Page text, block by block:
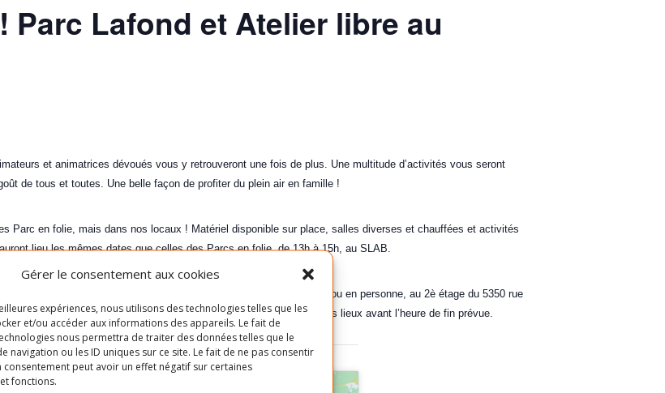
Gérer le consentement aux cookies
expériences, nous utilisons des technologies telles que les
et/ou accéder aux informations des appareils. Le fait de
nous permettra de traiter des données telles que le
navigation ou les ID uniques sur ce site. Le fait de ne pas consentir
peut avoir un effet négatif sur certaines
fonctions.
Parc Lafond et Atelier libre au
et animatrices dévoués vous y retrouveront une fois de plus. Une multitude d’activités vous seront
de tous et toutes. Une belle façon de profiter du plein air en famille !
Parc en folie, mais dans nos locaux ! Matériel disponible sur place, salles diverses et chauffées et activités
lieu les mêmes dates que celles des Parcs en folie, de 13h à 15h, au SLAB.
à l’avance en nous rejoignant par téléphone au 514-903-7522 ou en personne, au 2è étage du 5350 rue
ait personne, il est possible que l’animateur ou l’animatrice quitte les lieux avant l’heure de fin prévue.
LIEU